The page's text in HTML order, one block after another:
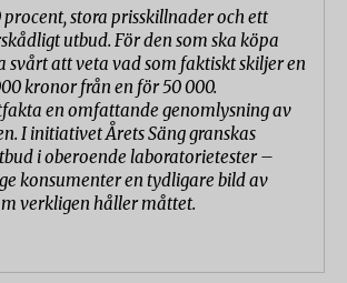
procent, stora prisskillnader och ett
utbud. För den som ska köpa
svårt att veta vad som faktiskt skiljer en
kronor från en för 50 000.
en omfattande genomlysning av
I initiativet Årets Säng granskas
i oberoende laboratorietester –
konsumenter en tydligare bild av
verkligen håller måttet.